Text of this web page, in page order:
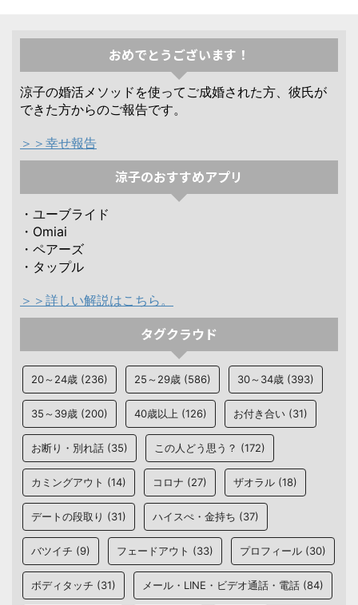
おめでとうございます！
涼子の婚活メソッドを使ってご成婚された方、彼氏が
できた方からのご報告です。
＞＞幸せ報告
涼子のおすすめアプリ
・ユーブライド
・Omiai
・ペアーズ
・タップル
＞＞詳しい解説はこちら。
タグクラウド
20～24歳 (236) 25～29歳 (586) 30～34歳 (393)
35～39歳 (200) 40歳以上 (126) お付き合い (31)
お断り・別れ話 (35) この人どう思う？ (172)
カミングアウト (14) コロナ (27) ザオラル (18)
デートの段取り (31) ハイスぺ・金持ち (37)
バツイチ (9) フェードアウト (33) プロフィール (30)
ボディタッチ (31) メール・LINE・ビデオ通話・電話 (84)